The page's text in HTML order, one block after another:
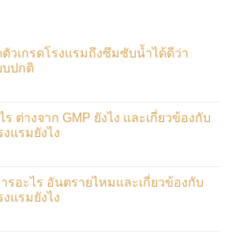
วเกรดโรงแรมถึงซึมซับน้ำได้ดีว่า
บปกติ
เช็ดตัว
ด
งแรม
ต่างจาก GMP ยังไง และเกี่ยวข้องกับ
แรมยังไง
ร
ง
รอะไร อันตรายไหมและเกี่ยวข้องกับ
แรมยังไง